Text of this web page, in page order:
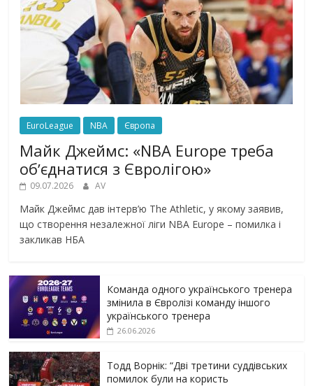
EuroLeague NBA Європа
Майк Джеймс: «NBA Europe треба
обʼєднатися з Євролігою»
09.07.2026 AV
Майк Джеймс дав інтерв’ю The Athletic, у якому заявив,
що створення незалежної ліги NBA Europe – помилка і
закликав НБА
Команда одного українського тренера
змінила в Євролізі команду іншого
українського тренера
26.06.2026
Тодд Ворнік: “Дві третини суддівських
помилок були на користь